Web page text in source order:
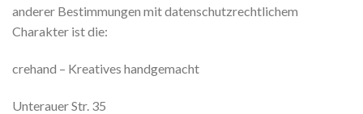
anderer Bestimmungen mit datenschutzrechtlichem
Charakter ist die:
crehand – Kreatives handgemacht
Unterauer Str. 35